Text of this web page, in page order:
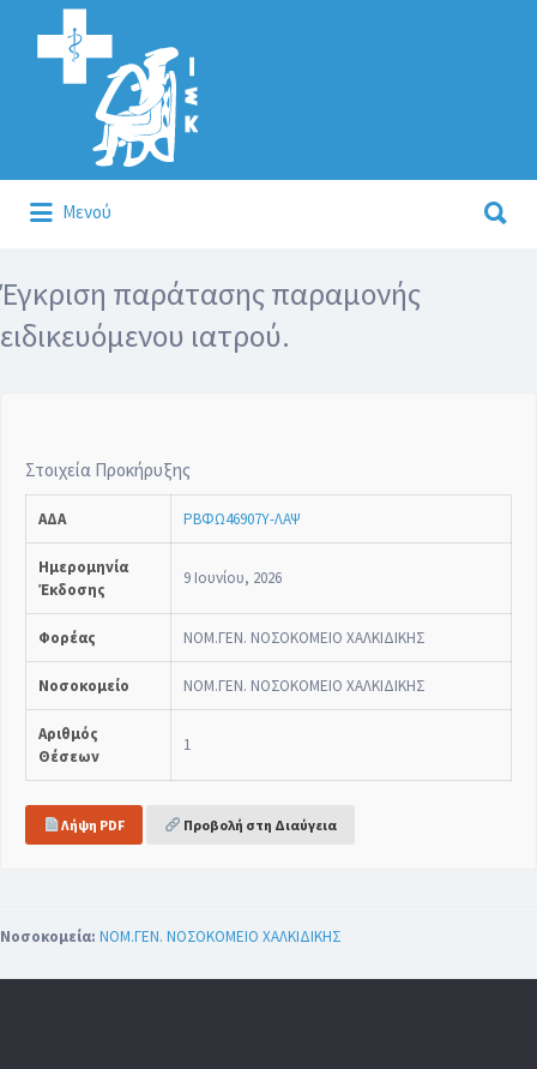
Αναζήτηση
για:
Μενού
για:
Έγκριση παράτασης παραμονής
ειδικευόμενου ιατρού.
Στοιχεία Προκήρυξης
ΑΔΑ ΡΒΦΩ46907Υ-ΛΑΨ
Ημερομηνία
Έκδοσης
9 Ιουνίου, 2026
Φορέας ΝΟΜ.ΓΕΝ. ΝΟΣΟΚΟΜΕΙΟ ΧΑΛΚΙΔΙΚΗΣ
Νοσοκομείο ΝΟΜ.ΓΕΝ. ΝΟΣΟΚΟΜΕΙΟ ΧΑΛΚΙΔΙΚΗΣ
Αριθμός
Θέσεων
1
Λήψη PDF Προβολή στη Διαύγεια
Νοσοκομεία: ΝΟΜ.ΓΕΝ. ΝΟΣΟΚΟΜΕΙΟ ΧΑΛΚΙΔΙΚΗΣ